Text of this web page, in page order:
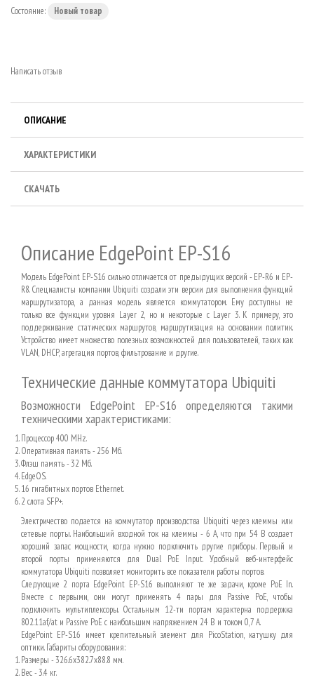
Состояние: Новый товар
Написать отзыв
ОПИСАНИЕ
ХАРАКТЕРИСТИКИ
СКАЧАТЬ
Описание EdgePoint EP-S16
Модель EdgePoint EP-S16 сильно отличается от предыдущих версий - EP-R6 и EP-
R8. Специалисты компании Ubiquiti создали эти версии для выполнения функций
маршрутизатора, а данная модель является коммутатором. Ему доступны не
только все функции уровня Layer 2, но и некоторые с Layer 3. К примеру, это
поддерживание статических маршрутов, маршрутизация на основании политик.
Устройство имеет множество полезных возможностей для пользователей, таких как
VLAN, DHCP, агрегация портов, фильтрование и другие.
Технические данные коммутатора Ubiquiti
Возможности EdgePoint EP-S16 определяются такими
техническими характеристиками:
Процессор 400 MHz.
Оперативная память - 256 Мб.
Флэш память - 32 Мб.
EdgeOS.
16 гигабитных портов Ethernet.
2 слота SFP+.
Электричество подается на коммутатор производства Ubiquiti через клеммы или
сетевые порты. Наибольший входной ток на клеммы - 6 А, что при 54 В создает
хороший запас мощности, когда нужно подключить другие приборы. Первый и
второй порты применяются для Dual PoE Input. Удобный веб-интерфейс
коммутатора Ubiquiti позволяет мониторить все показатели работы портов.
Следующие 2 порта EdgePoint EP-S16 выполняют те же задачи, кроме PoE In.
Вместе с первыми, они могут применять 4 пары для Passive PoE, чтобы
подключить мультиплексоры. Остальным 12-ти портам характерна поддержка
802.11af/at и Passive PoE с наибольшим напряжением 24 В и током 0,7 А.
EdgePoint EP-S16 имеет крепительный элемент для PicoStation, катушку для
оптики. Габариты оборудования:
Размеры - 326.6x382.7x88.8 мм.
Вес - 3.4 кг.